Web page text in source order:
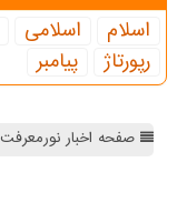
اسلام اسلامی
رپورتاژ
پیامبر
صفحه اخبار نورمعرفت